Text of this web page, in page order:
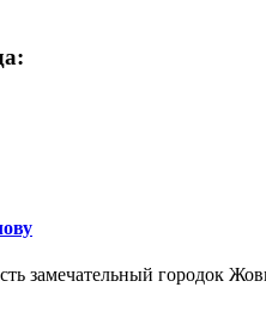
замечательный городок